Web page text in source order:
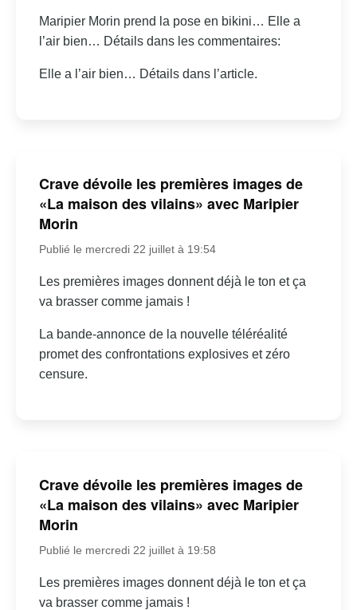
Maripier Morin prend la pose en bikini… Elle a
l’air bien… Détails dans les commentaires:
Elle a l’air bien… Détails dans l’article.
Crave dévoile les premières images de
«La maison des vilains» avec Maripier
Morin
Publié le mercredi 22 juillet à 19:54
Les premières images donnent déjà le ton et ça
va brasser comme jamais !
La bande-annonce de la nouvelle téléréalité
promet des confrontations explosives et zéro
censure.
Crave dévoile les premières images de
«La maison des vilains» avec Maripier
Morin
Publié le mercredi 22 juillet à 19:58
Les premières images donnent déjà le ton et ça
va brasser comme jamais !